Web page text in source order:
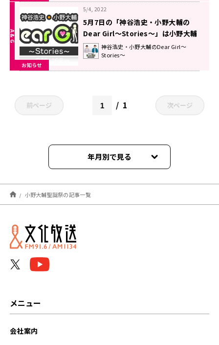
お知らせ
5/4, 2022
5月7日の「神谷浩史・小野大輔の
Dear Girl～Stories～」は小野大輔
聖誕祭2022を放送！
神谷浩史・小野大輔のDear Girl～
Stories～
前ページ 1 次ページ
年月別で見る
2026年05月
2022年05月
小野大輔聖誕祭の記事一覧
メニュー
会社案内